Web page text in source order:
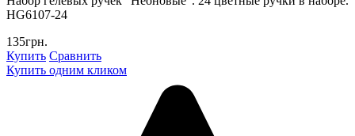
HG6107-24
135грн.
Купить Сравнить
Купить одним кликом